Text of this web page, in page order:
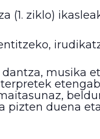
(1. ziklo)
musika
pizten duena